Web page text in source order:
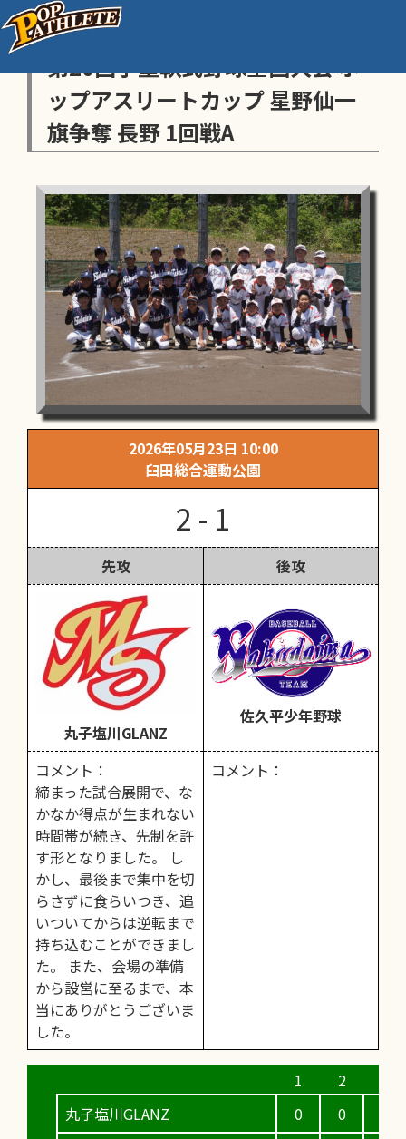
センス・トラストトーナメント
第20回学童軟式野球全国大会 ポ
ップアスリートカップ 星野仙一
旗争奪 長野 1回戦A
2026年05月23日 10:00
臼田総合運動公園
2 - 1
先攻 後攻
丸子塩川GLANZ
佐久平少年野球
コメント：
締まった試合展開で、な
かなか得点が生まれない
時間帯が続き、先制を許
す形となりました。 し
かし、最後まで集中を切
らさずに食らいつき、追
いついてからは逆転まで
持ち込むことができまし
た。 また、会場の準備
から設営に至るまで、本
当にありがとうございま
した。
コメント：
丸子塩川GLANZ
0
0